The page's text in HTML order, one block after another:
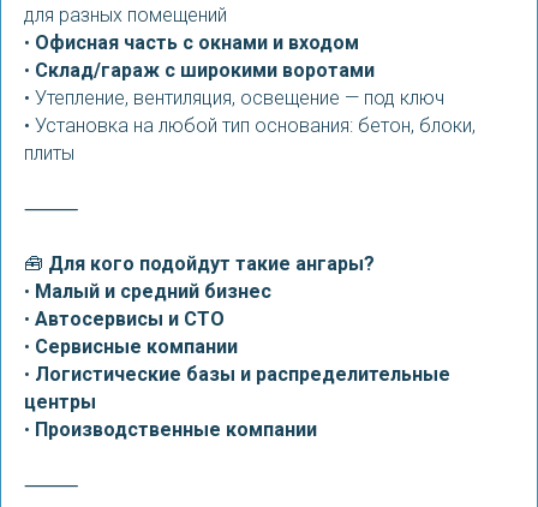
для разных помещений
• Офисная часть с окнами и входом
• Склад/гараж с широкими воротами
• Утепление, вентиляция, освещение — под ключ
• Установка на любой тип основания: бетон, блоки,
плиты
⸻
🧰 Для кого подойдут такие ангары?
• Малый и средний бизнес
• Автосервисы и СТО
• Сервисные компании
• Логистические базы и распределительные
центры
• Производственные компании
⸻